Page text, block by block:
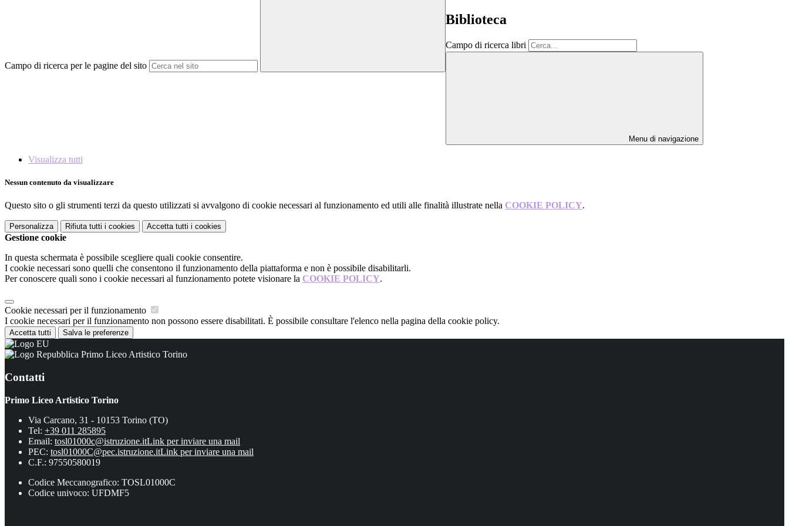
Campo di ricerca per le pagine del sito
Biblioteca
Campo di ricerca libri
Menu di navigazione
Visualizza tutti
Nessun contenuto da visualizzare
Questo sito o gli strumenti terzi da questo utilizzati si avvalgono di cookie necessari al funzionamento ed utili alle finalità illustrate nella COOKIE POLICY.
Personalizza Rifiuta tutti i cookies Accetta tutti i cookies
Gestione cookie
In questa schermata è possibile scegliere quali cookie consentire.
I cookie necessari sono quelli che consentono il funzionamento della piattaforma e non è possibile disabilitarli.
Per conoscere quali sono i cookie necessari al funzionamento potete visionare la COOKIE POLICY.
Cookie necessari per il funzionamento
I cookie necessari per il funzionamento non possono essere disabilitati. È possibile consultare l'elenco nella pagina della cookie policy.
Accetta tutti Salva le preferenze
Primo Liceo Artistico Torino
Contatti
Primo Liceo Artistico Torino
Via Carcano, 31 - 10153 Torino (TO)
Tel: +39 011 285895
Email: tosl01000c@istruzione.itLink per inviare una mail
PEC: tosl01000C@pec.istruzione.itLink per inviare una mail
C.F.: 97550580019
Codice Meccanografico: TOSL01000C
Codice univoco: UFDMF5